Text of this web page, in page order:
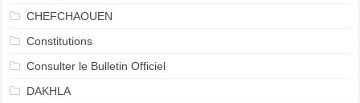
CHEFCHAOUEN
Constitutions
Consulter le Bulletin Officiel
DAKHLA